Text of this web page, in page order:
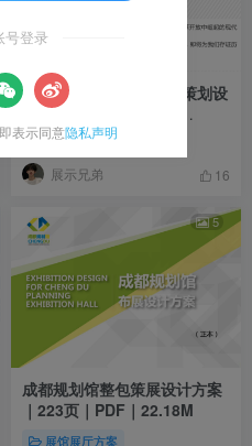
京东明珠-三河市规划馆策划设
计方案｜78页｜PDF｜
111.25M
展馆展厅方案
展示兄弟 16
5
成都规划馆整包策展设计方案
｜223页｜PDF｜22.18M
展馆展厅方案
号登录
表示同意隐私声明